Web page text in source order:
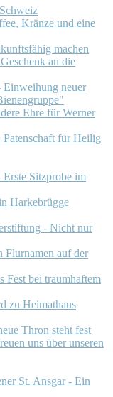
Kränze und eine
machen
an die
neuer
Ehre für Werner
Patenschaft für Heilig
Sitzprobe im
Harkebrügge
- Nicht nur
Flurnamen auf der
Fest bei traumhaftem
zu Heimathaus
Thron steht fest
uns über unseren
St. Ansgar - Ein